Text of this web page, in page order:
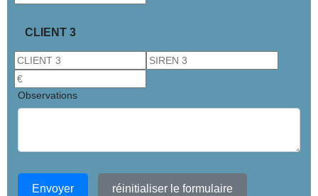
CLIENT 3
Observations
Envoyer réinitialiser le formulaire